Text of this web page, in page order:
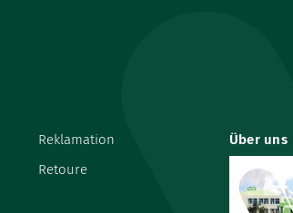
Reklamation
Retoure
Über uns